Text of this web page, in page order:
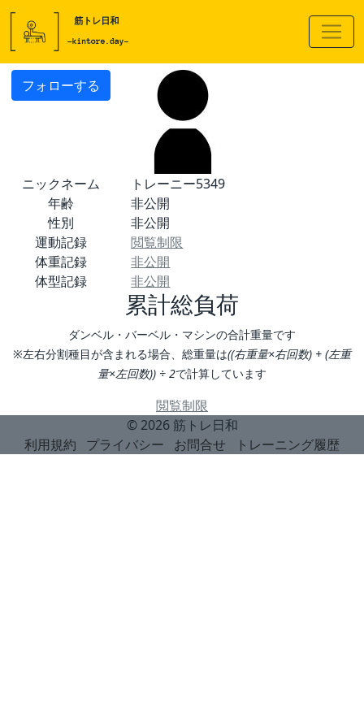
フォローする
ニックネーム
トレーニー5349
年齢
非公開
性別
非公開
運動記録
閲覧制限
体重記録
非公開
体型記録
非公開
累計総負荷
ダンベル・バーベル・マシンの合計重量です
※左右分割種目が含まれる場合、総重量は((右重量×右回数) + (左重
量×左回数)) ÷ 2で計算しています
閲覧制限
© 2026 筋トレ日和
利用規約
プライバシー お問合せ トレーニング履歴